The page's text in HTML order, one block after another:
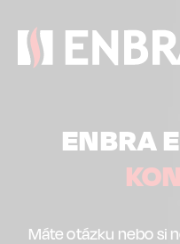
hlavnímu
obsahu
ENBRA
Máte otázku nebo si